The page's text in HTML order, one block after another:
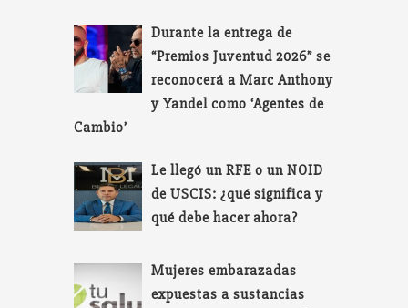
Durante la entrega de
“Premios Juventud 2026” se
reconocerá a Marc Anthony
y Yandel como ‘Agentes de
Cambio’
Le llegó un RFE o un NOID
de USCIS: ¿qué significa y
qué debe hacer ahora?
Mujeres embarazadas
expuestas a sustancias